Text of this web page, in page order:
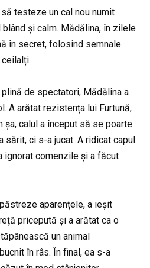
testeze un cal nou numit
blând și calm. Mădălina, în zilele
în secret, folosind semnale
plină de spectatori, Mădălina a
A arătat rezistența lui Furtună,
șa, calul a început să se poarte
sărit, ci s-a jucat. A ridicat capul
ignorat comenzile și a făcut
aparențele, a ieșit
pricepută și a arătat ca o
un animal
în râs. În final, ea s-a